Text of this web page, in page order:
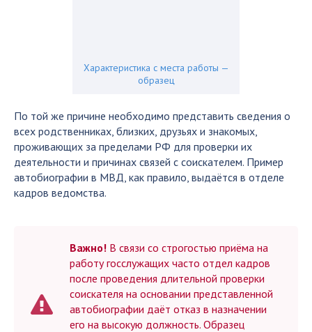
Характеристика с места работы —
образец
По той же причине необходимо представить сведения о
всех родственниках, близких, друзьях и знакомых,
проживающих за пределами РФ для проверки их
деятельности и причинах связей с соискателем. Пример
автобиографии в МВД, как правило, выдаётся в отделе
кадров ведомства.
Важно! В связи со строгостью приёма на
работу госслужащих часто отдел кадров
после проведения длительной проверки
соискателя на основании представленной
автобиографии даёт отказ в назначении
его на высокую должность. Образец